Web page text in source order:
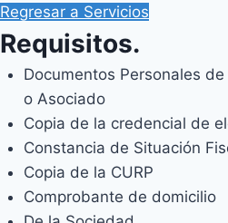
Regresar a Servicios
Requisitos.
Documentos Personales
o Asociado
Copia de la credencial de
Constancia de Situación
Copia de la CURP
Comprobante de domicilio